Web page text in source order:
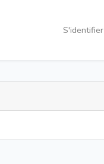
S'identifier